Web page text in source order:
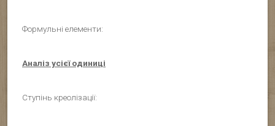
Формульні елементи:
Аналіз усієї одиниці
Ступінь креолізації: